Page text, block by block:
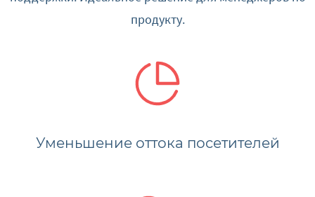
продукту.
Уменьшение оттока посетителей